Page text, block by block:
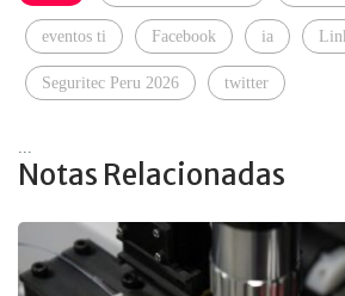
eventos ti Facebook ia
Seguritec Peru 2026 twitter
Notas Relacionadas